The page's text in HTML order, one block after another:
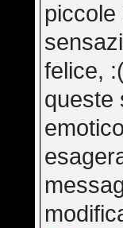
felice,
queste